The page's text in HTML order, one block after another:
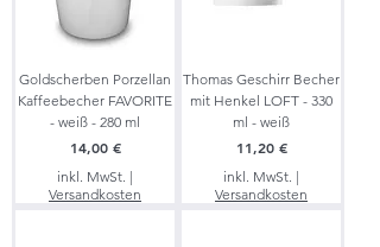
Goldscherben Porzellan
Kaffeebecher FAVORITE
- weiß - 280 ml
Preis
14,00 €
inkl. MwSt. |
Versandkosten
Thomas Geschirr Becher
mit Henkel LOFT - 330
ml - weiß
Preis
11,20 €
inkl. MwSt. |
Versandkosten